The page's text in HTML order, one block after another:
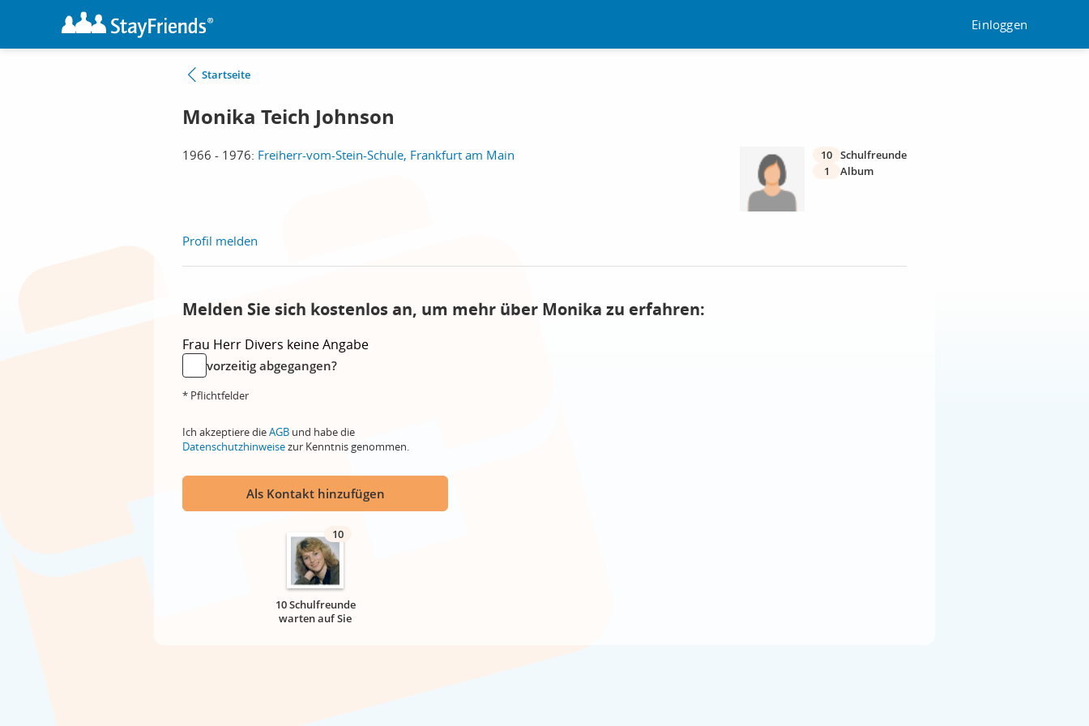
Einloggen
Startseite
Monika Teich Johnson
1966 - 1976: Freiherr-vom-Stein-Schule, Frankfurt am Main 10 Schulfreunde
1
Album
Profil melden
Melden Sie sich kostenlos an, um mehr über Monika zu erfahren:
Frau Herr Divers keine Angabe
vorzeitig abgegangen?
* Pflichtfelder
Ich akzeptiere dieAGB und habe die
Datenschutzhinweisezur Kenntnis genommen.
Als Kontakt hinzufügen
10
10 Schulfreunde
warten auf Sie